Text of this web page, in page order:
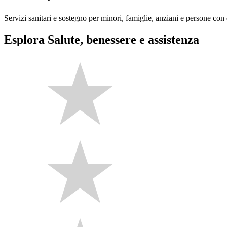
Servizi sanitari e sostegno per minori, famiglie, anziani e persone con
Esplora Salute, benessere e assistenza